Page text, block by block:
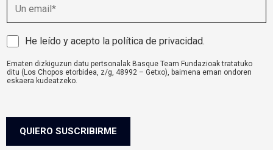
m
a
i
l
A
i
s
e
a
He leído y acepto la política de privacidad.
Ematen dizkiguzun datu pertsonalak Basque Team Fundazioak tratatuko
ditu (Los Chopos etorbidea, z/g, 48992 – Getxo), baimena eman ondoren
eskaera kudeatzeko.
QUIERO SUSCRIBIRME